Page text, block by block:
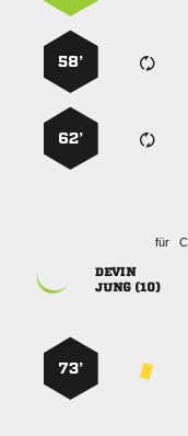
58’
62’
für

 
73’